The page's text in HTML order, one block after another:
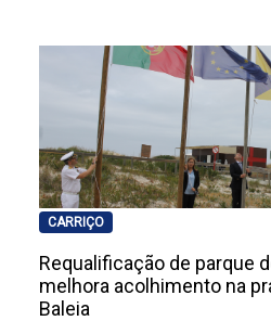
CARRIÇO
Requalificação de parque
melhora acolhimento na
Baleia